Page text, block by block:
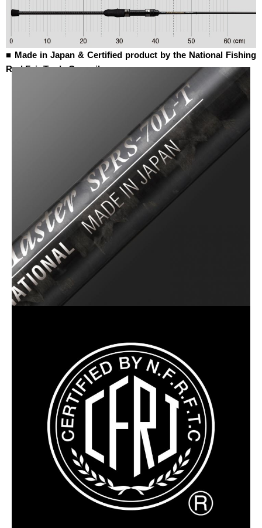
■ Made in Japan & Certified product by the National Fishing
Rod Fair Trade Council